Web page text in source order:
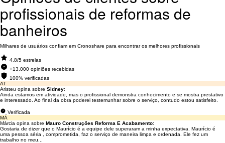
profissionais de reformas de
banheiros
Milhares de usuários confiam em Cronoshare para encontrar os melhores profissionais
4.8/5 estrelas
+13.000 opiniões recebidas
100% verificadas
AT
Aristeu opina sobre Sidney:
Ainda estamos em atividade, mas o profissional demonstra conhecimento e se mostra prestativo
e interessado. Ao final da obra poderei testemunhar sobre o serviço, contudo estou satisfeito.
Verificada
MÁ
Márcia opina sobre Mauro Construções Reforma E Acabamento:
Gostaria de dizer que o Maurício é a equipe dele superaram a minha expectativa. Maurício é
uma pessoa séria , comprometida, faz o serviço de maneira limpa e ordenada. Ele fez um
trabalho no meu...